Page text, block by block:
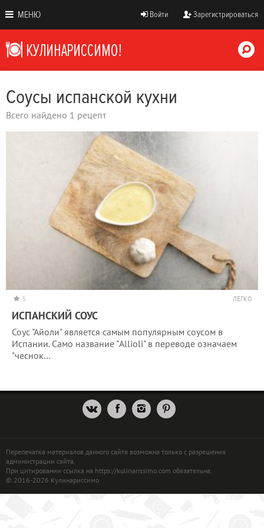
МЕНЮ Войти Зарегистрироваться
Соусы испанской кухни
Всего найдено 1 рецепт
5 ЛЕГКО
ИСПАНСКИЙ СОУС
Соус "Айоли" является самым популярным соусом в
Испании. Само название "Allioli" в переводе означаем
"чеснок…
Перепечатка материалов данного сайта возможна только с разрешения
администрации сайта.
При цитировании ссылка на https://kulinarissimo.com обязательна.
© 2016-2026 Кулинариссимо